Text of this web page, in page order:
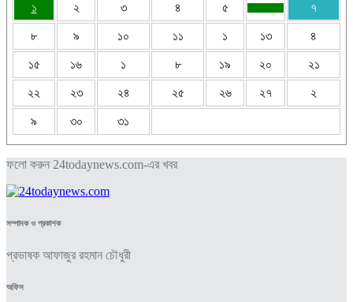
১
২ ৩ ৪ ৫ ৭
৮ ৯ ১০ ১১ ১ ১৩ ৪
১৫ ১৬ ১ ৮ ১৯ ২০ ২১
২২ ২৩ ২৪ ২৫ ২৬ ২৭ ২
৯ ৩০ ৩১
ফলো করুন 24todaynews.com-এর খবর
সম্পাদক ও প্রকাশক
প্রভাষক আফাজুর রহমান চৌধুরী
অফিস